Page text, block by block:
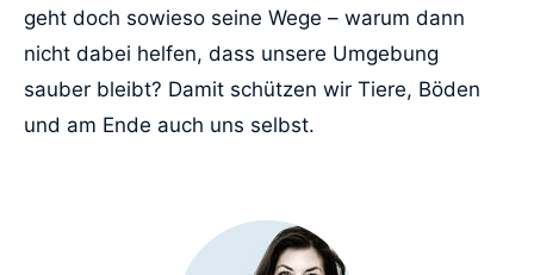
geht doch sowieso seine Wege – warum dann
nicht dabei helfen, dass unsere Umgebung
sauber bleibt? Damit schützen wir Tiere, Böden
und am Ende auch uns selbst.